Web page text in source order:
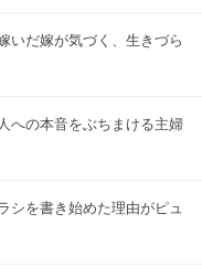
いだ嫁が気づく、生きづら
への本音をぶちまける主婦
シを書き始めた理由がピュ